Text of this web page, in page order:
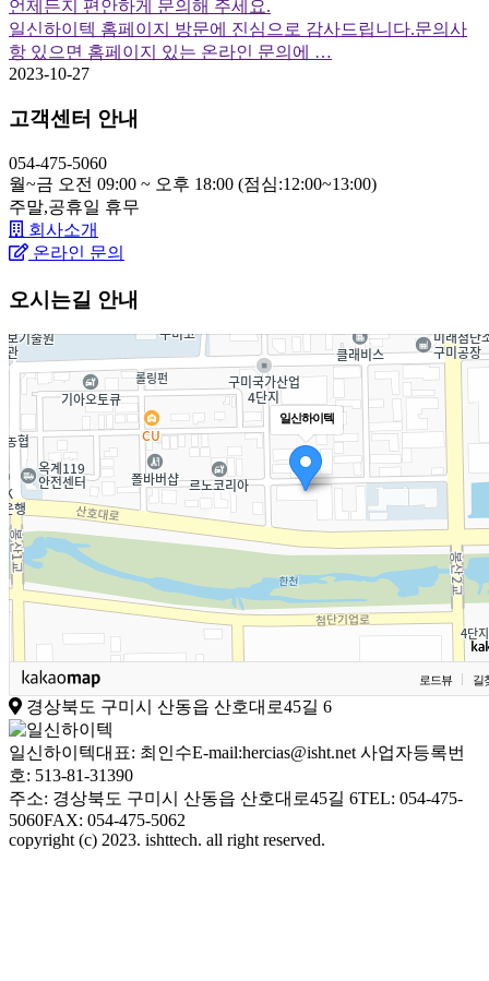
언제든지 편안하게 문의해 주세요.
일신하이텍 홈페이지 방문에 진심으로 감사드립니다.문의사
항 있으면 홈페이지 있는 온라인 문의에 …
2023-10-27
고객센터 안내
054-475-5060
월~금 오전 09:00 ~ 오후 18:00 (점심:12:00~13:00)
주말,공휴일 휴무
회사소개
온라인 문의
오시는길 안내
일신하이텍
로드뷰 길
경상북도 구미시 산동읍 산호대로45길 6
일신하이텍대표: 최인수E-mail:hercias@isht.net 사업자등록번
호: 513-81-31390
주소: 경상북도 구미시 산동읍 산호대로45길 6TEL: 054-475-
5060FAX: 054-475-5062
copyright (c) 2023. ishttech. all right reserved.